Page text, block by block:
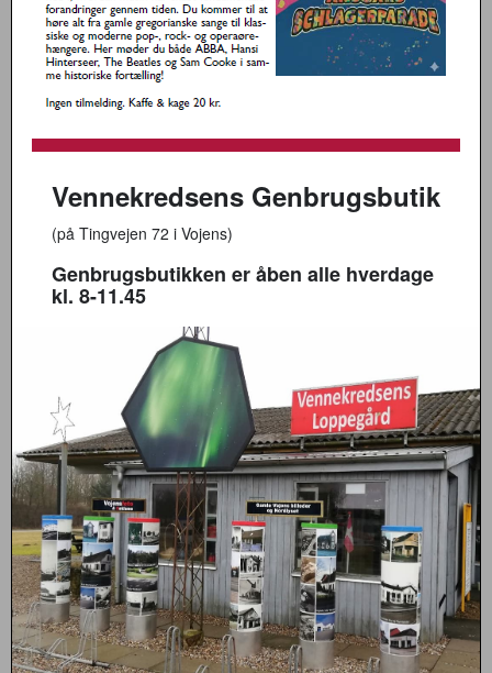
Vennekredsens Genbrugsbutik
(på Tingvejen 72 i Vojens)
Genbrugsbutikken er åben alle hverdage
kl. 8-11.45